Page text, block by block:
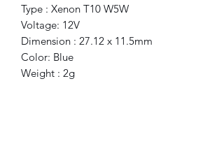
Type : Xenon T10 W5W
Voltage: 12V
Dimension : 27.12 x 11.5mm
Color: Blue
Weight : 2g